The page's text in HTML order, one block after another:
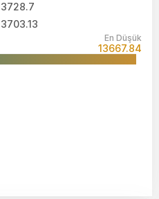
En Düşük
13667.84